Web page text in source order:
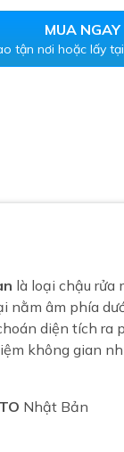
hãng
lượng
MUA NGAY
tận nơi hoặc lấy
là loại chậu rửa
nằm âm phía
diện tích ra
không gian
Nhật Bản